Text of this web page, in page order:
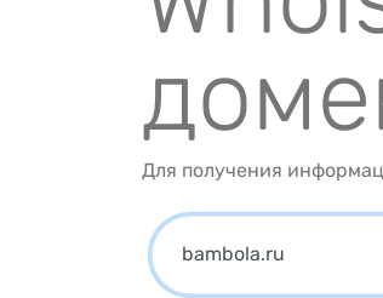
Для получения